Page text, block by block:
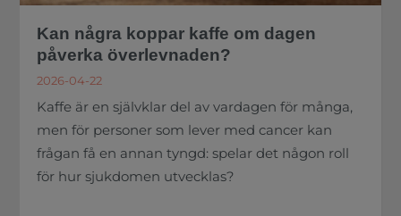
Kan några koppar kaffe om dagen
påverka överlevnaden?
2026-04-22
Kaffe är en självklar del av vardagen för många,
men för personer som lever med cancer kan
frågan få en annan tyngd: spelar det någon roll
för hur sjukdomen utvecklas?